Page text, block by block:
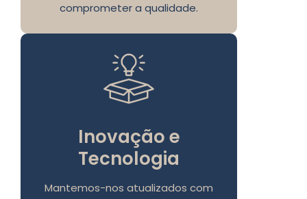
comprometer a qualidade.
Inovação e
Tecnologia
Mantemos-nos atualizados com